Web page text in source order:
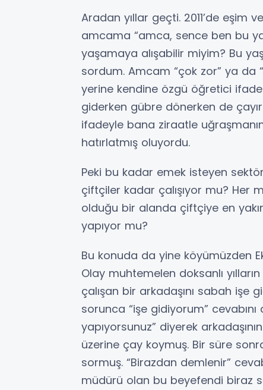
Aradan yıllar geçti. 2011’de eşim
amcama “amca, sence ben bu
yaşamaya alışabilir miyim? Bu
sordum. Amcam “çok zor” ya da
yerine kendine özgü öğretici ifade
giderken gübre dönerken de
ifadeyle bana ziraatle
hatırlatmış oluyordu.
Peki bu kadar emek isteyen
çiftçiler kadar çalışıyor mu? Her
olduğu bir alanda çiftçiye en
yapıyor mu?
Bu konuda da yine köyümüzden
Olay muhtemelen doksanlı
çalışan bir arkadaşını sabah işe
sorunca “işe gidiyorum”
yapıyorsunuz” diyerek
üzerine çay koymuş. Bir süre
sormuş. “Birazdan demlenir”
müdürü olan bu beyefendi biraz